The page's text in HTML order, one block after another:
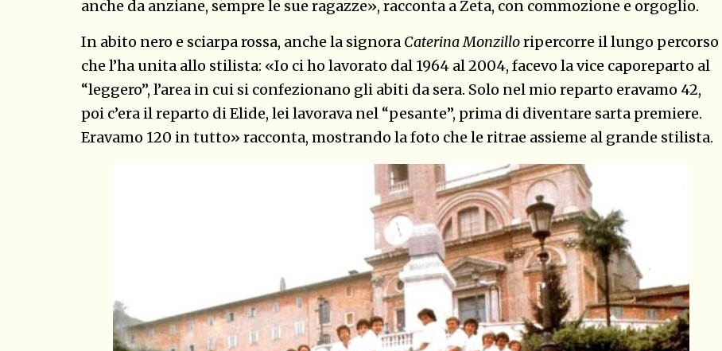
anche da anziane, sempre le sue ragazze», racconta a Zeta, con commozione e orgoglio.
In abito nero e sciarpa rossa, anche la signora Caterina Monzilloripercorre il lungo percorso
che l’ha unita allo stilista: «Io ci ho lavorato dal 1964 al 2004, facevo la vice caporeparto al
“leggero”, l’area in cui si confezionano gli abiti da sera. Solo nel mio reparto eravamo 42,
poi c’era il reparto di Elide, lei lavorava nel “pesante”, prima di diventare sarta premiere.
Eravamo 120 in tutto» racconta, mostrando la foto che le ritrae assieme al grande stilista.